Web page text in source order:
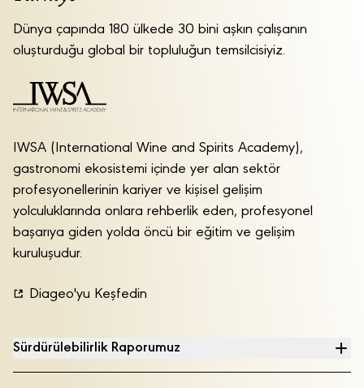
Dünya çapında 180 ülkede 30 bini aşkın çalışanın
oluşturduğu global bir topluluğun temsilcisiyiz.
IWSA (International Wine and Spirits Academy),
gastronomi ekosistemi içinde yer alan sektör
profesyonellerinin kariyer ve kişisel gelişim
yolculuklarında onlara rehberlik eden, profesyonel
başarıya giden yolda öncü bir eğitim ve gelişim
kuruluşudur.
Diageo'yu Keşfedin
Sürdürülebilirlik Raporumuz